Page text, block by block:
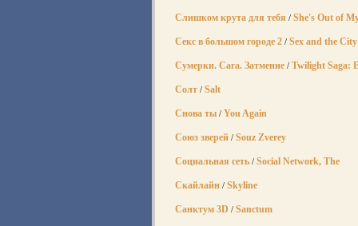
Слишком крута для тебя / She's Out of
Секс в большом городе 2 / Sex and the
Сумерки. Сага. Затмение / Twilight Saga:
Солт / Salt
Снова ты / You Again
Союз зверей / Souz Zverey
Социальная сеть / Social Network, The
Скайлайн / Skyline
Санктум 3D / Sanctum